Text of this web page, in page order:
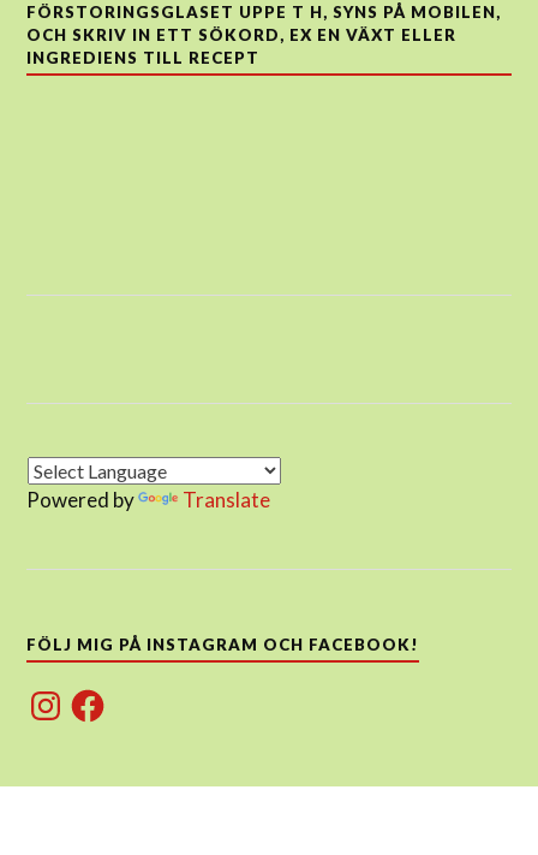
FÖRSTORINGSGLASET UPPE T H, SYNS PÅ MOBILEN,
OCH SKRIV IN ETT SÖKORD, EX EN VÄXT ELLER
INGREDIENS TILL RECEPT
Powered by Translate
FÖLJ MIG PÅ INSTAGRAM OCH FACEBOOK!
InstagramFacebook